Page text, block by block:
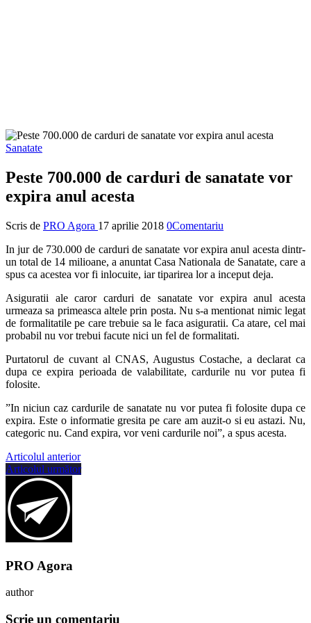
Sanatate
Peste 700.000 de carduri de sanatate vor
expira anul acesta
Scris de PRO Agora 17 aprilie 2018 0Comentariu
In jur de 730.000 de carduri de sanatate vor expira anul acesta dintr-
un total de 14 milioane, a anuntat Casa Nationala de Sanatate, care a
spus ca acestea vor fi inlocuite, iar tiparirea lor a inceput deja.
Asiguratii ale caror carduri de sanatate vor expira anul acesta
urmeaza sa primeasca altele prin posta. Nu s-a mentionat nimic legat
de formalitatile pe care trebuie sa le faca asiguratii. Ca atare, cel mai
probabil nu vor trebui facute nici un fel de formalitati.
Purtatorul de cuvant al CNAS, Augustus Costache, a declarat ca
dupa ce expira perioada de valabilitate, cardurile nu vor putea fi
folosite.
”In niciun caz cardurile de sanatate nu vor putea fi folosite dupa ce
expira. Este o informatie gresita pe care am auzit-o si eu astazi. Nu,
categoric nu. Cand expira, vor veni cardurile noi”, a spus acesta.
Articolul anterior
Articolul următor
PRO Agora
author
Scrie un comentariu